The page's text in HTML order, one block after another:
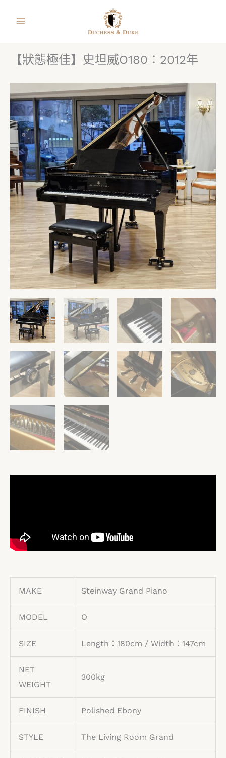
【狀態極佳】史坦威O180：2012年
MAKE Steinway Grand Piano
MODEL O
SIZE Length：180cm / Width：147cm
NET
WEIGHT
300kg
FINISH Polished Ebony
STYLE The Living Room Grand
instagram
line